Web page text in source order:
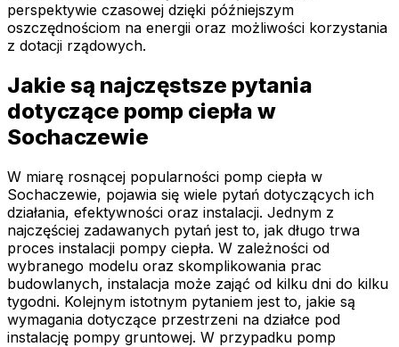
perspektywie czasowej dzięki późniejszym
oszczędnościom na energii oraz możliwości korzystania
z dotacji rządowych.
Jakie są najczęstsze pytania
dotyczące pomp ciepła w
Sochaczewie
W miarę rosnącej popularności pomp ciepła w
Sochaczewie, pojawia się wiele pytań dotyczących ich
działania, efektywności oraz instalacji. Jednym z
najczęściej zadawanych pytań jest to, jak długo trwa
proces instalacji pompy ciepła. W zależności od
wybranego modelu oraz skomplikowania prac
budowlanych, instalacja może zająć od kilku dni do kilku
tygodni. Kolejnym istotnym pytaniem jest to, jakie są
wymagania dotyczące przestrzeni na działce pod
instalację pompy gruntowej. W przypadku pomp